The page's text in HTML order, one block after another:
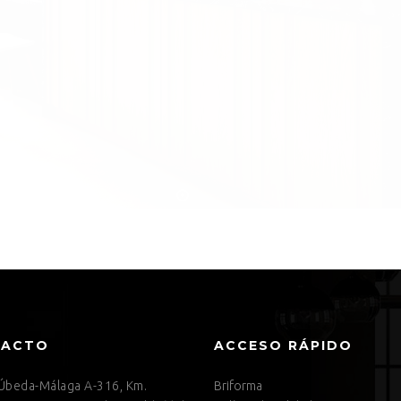
Málaga A-316, Km.
ACCESO RÁPIDO
Briforma